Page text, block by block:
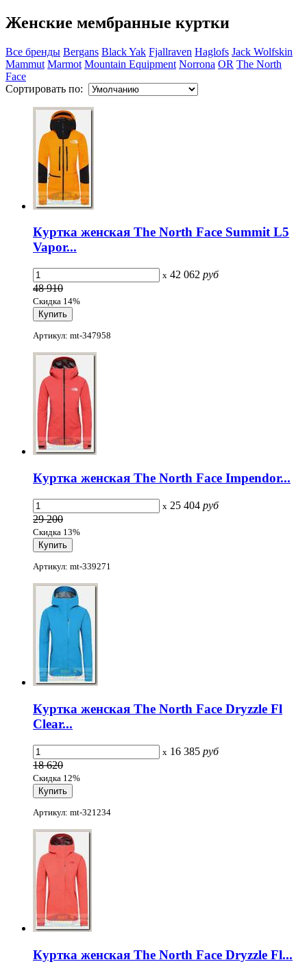
Женские мембранные куртки
Все бренды Bergans Black Yak Fjallraven Haglofs Jack Wolfskin
Mammut Marmot Mountain Equipment Norrona OR The North
Face
Сортировать по:
Куртка женская The North Face Summit L5
Vapor...
x 42 062 руб
48 910
Скидка 14%
Артикул: mt-347958
Куртка женская The North Face Impendor...
x 25 404 руб
29 200
Скидка 13%
Артикул: mt-339271
Куртка женская The North Face Dryzzle Fl
Clear...
x 16 385 руб
18 620
Скидка 12%
Артикул: mt-321234
Куртка женская The North Face Dryzzle Fl...